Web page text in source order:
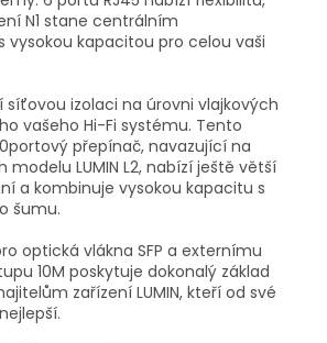
N1 stane centrálním
vysokou kapacitou pro celou vaši
síťovou izolaci na úrovni vlajkových
vašeho Hi-Fi systému. Tento
přepínač, navazující na
modelu LUMIN L2, nabízí ještě větší
a kombinuje vysokou kapacitu s
šumu.
optická vlákna SFP a externímu
10M poskytuje dokonalý základ
zařízení LUMIN, kteří od své